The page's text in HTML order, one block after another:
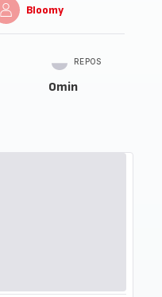
Bloomy
REPOS
0min